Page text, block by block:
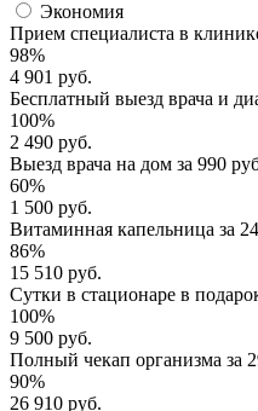
Экономия
Прием специалиста в
98%
4 901 руб.
Бесплатный выезд врача и
100%
2 490 руб.
Выезд врача на дом за 990
60%
1 500 руб.
Витаминная капельница за
86%
15 510 руб.
Сутки в стационаре в
100%
9 500 руб.
Полный чекап организма за
90%
26 910 руб.